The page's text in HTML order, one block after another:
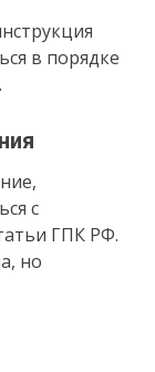
в порядке
с
ГПК РФ.
но